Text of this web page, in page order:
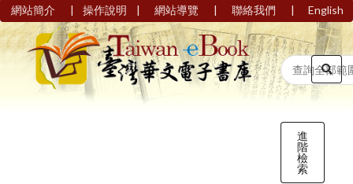
網站簡介 | 操作說明 | 網站導覽 | 聯絡我們 | English
進
階
檢
索